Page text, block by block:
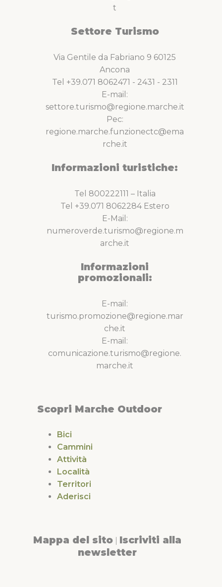
t
Settore Turismo
Via Gentile da Fabriano 9 60125
Ancona
Tel +39.071 8062471 - 2431 - 2311
E-mail:
settore.turismo@regione.marche.it
Pec:
regione.marche.funzionectc@ema
rche.it
Informazioni turistiche:
Tel 800222111 – Italia
Tel +39.071 8062284 Estero
E-Mail:
numeroverde.turismo@regione.m
arche.it
Informazioni
promozionali:
E-mail:
turismo.promozione@regione.mar
che.it
E-mail:
comunicazione.turismo@regione.
marche.it
Scopri Marche Outdoor
Bici
Cammini
Attività
Località
Territori
Aderisci
Mappa del sito Iscriviti alla
newsletter